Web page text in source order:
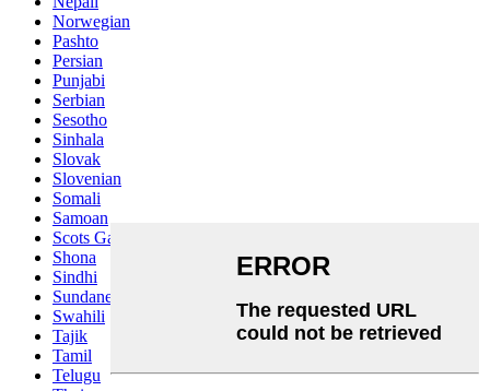
Norwegian
Pashto
Persian
Punjabi
Serbian
Sesotho
Sinhala
Slovak
Slovenian
Somali
Samoan
Scots Gaelic
Shona
Sindhi
Sundanese
Swahili
Tajik
Tamil
Telugu